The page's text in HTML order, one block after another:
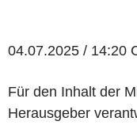
04.07.2025 / 14:20
Für den Inhalt der
Herausgeber